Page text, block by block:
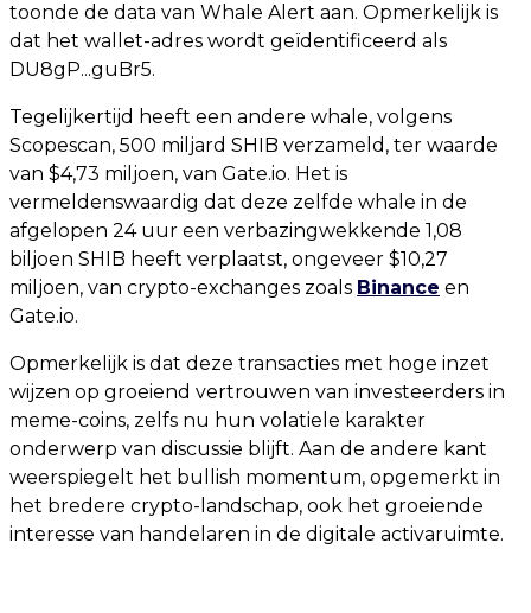
toonde de data van Whale Alert aan. Opmerkelijk is
dat het wallet-adres wordt geïdentificeerd als
DU8gP...guBr5.
Tegelijkertijd heeft een andere whale, volgens
Scopescan, 500 miljard SHIB verzameld, ter waarde
van $4,73 miljoen, van Gate.io. Het is
vermeldenswaardig dat deze zelfde whale in de
afgelopen 24 uur een verbazingwekkende 1,08
biljoen SHIB heeft verplaatst, ongeveer $10,27
miljoen, van crypto-exchanges zoals Binance en
Gate.io.
Opmerkelijk is dat deze transacties met hoge inzet
wijzen op groeiend vertrouwen van investeerders in
meme-coins, zelfs nu hun volatiele karakter
onderwerp van discussie blijft. Aan de andere kant
weerspiegelt het bullish momentum, opgemerkt in
het bredere crypto-landschap, ook het groeiende
interesse van handelaren in de digitale activaruimte.